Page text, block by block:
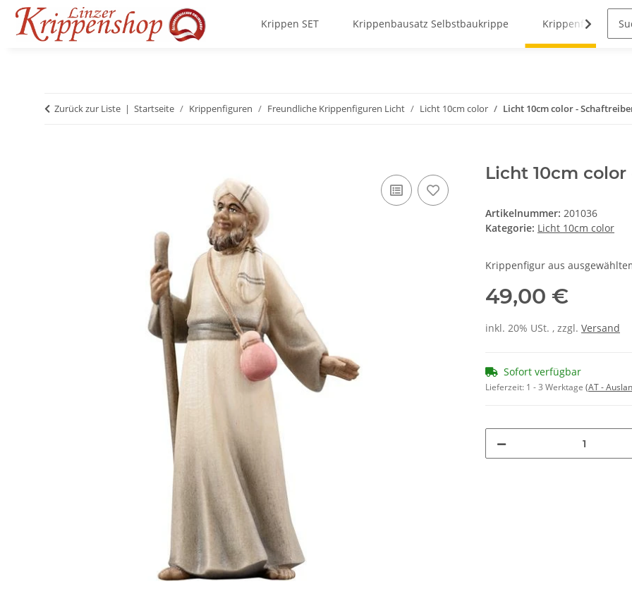
Krippen SET Krippenbausatz Selbstbaukrippe Krippenfiguren
Zurück zur Liste Startseite Krippenfiguren Freundliche Krippenfiguren Licht Licht 10cm color Licht 10cm color -
Licht 10cm
Artikelnummer: 201036
Kategorie: Licht 10cm color
Krippenfigur aus
49,00 €
inkl. 20% USt. , zzgl. Versand
Sofort verfügbar
Lieferzeit: 1 - 3 Werktage (AT -